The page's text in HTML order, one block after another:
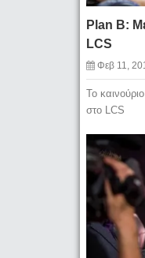
Plan B:
LCS
Φεβ 11,
Το
στο LCS